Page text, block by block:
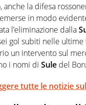
anche la difesa
in modo
l’eliminazione dalla
gol subiti nelle
un intervento sul
i nomi di Sule del
tutte le notizie